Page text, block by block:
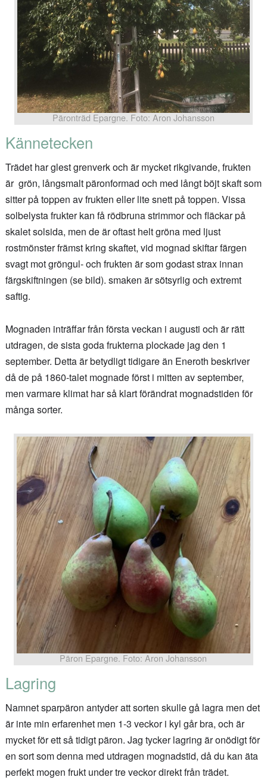
Päronträd Epargne. Foto: Aron Johansson
Kännetecken
Trädet har glest grenverk och är mycket rikgivande, frukten
är grön, långsmalt päronformad och med långt böjt skaft som
sitter på toppen av frukten eller lite snett på toppen. Vissa
solbelysta frukter kan få rödbruna strimmor och fläckar på
skalet solsida, men de är oftast helt gröna med ljust
rostmönster främst kring skaftet, vid mognad skiftar färgen
svagt mot gröngul- och frukten är som godast strax innan
färgskiftningen (se bild). smaken är sötsyrlig och extremt
saftig.
Mognaden inträffar från första veckan i augusti och är rätt
utdragen, de sista goda frukterna plockade jag den 1
september. Detta är betydligt tidigare än Eneroth beskriver
då de på 1860-talet mognade först i mitten av september,
men varmare klimat har så klart förändrat mognadstiden för
många sorter.
Päron Epargne. Foto: Aron Johansson
Lagring
Namnet sparpäron antyder att sorten skulle gå lagra men det
är inte min erfarenhet men 1-3 veckor i kyl går bra, och är
mycket för ett så tidigt päron. Jag tycker lagring är onödigt för
en sort som denna med utdragen mognadstid, då du kan äta
perfekt mogen frukt under tre veckor direkt från trädet.